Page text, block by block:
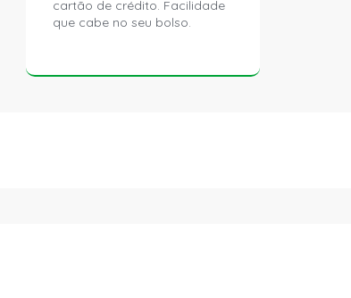
cartão de crédito. Facilidade
que cabe no seu bolso.